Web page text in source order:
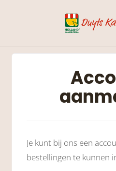
Je kunt bij ons een
bestellingen te kunnen